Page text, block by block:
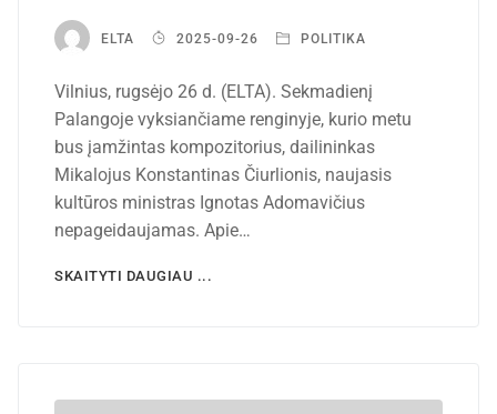
ELTA 2025-09-26 POLITIKA
Vilnius, rugsėjo 26 d. (ELTA). Sekmadienį
Palangoje vyksiančiame renginyje, kurio metu
bus įamžintas kompozitorius, dailininkas
Mikalojus Konstantinas Čiurlionis, naujasis
kultūros ministras Ignotas Adomavičius
nepageidaujamas. Apie…
SKAITYTI DAUGIAU ...